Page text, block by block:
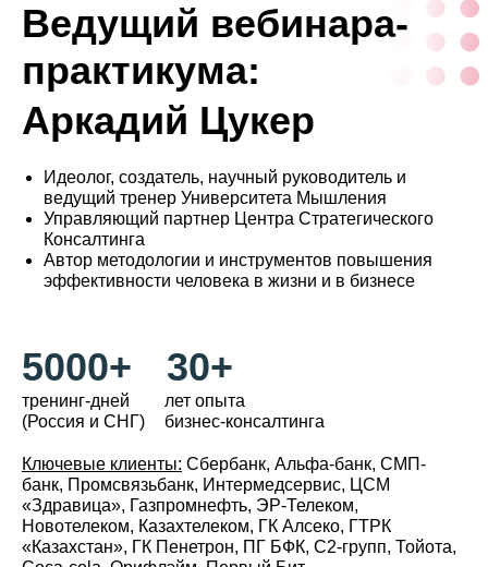
Ведущий вебинара-
практикума:
Аркадий Цукер
Идеолог, создатель, научный руководитель и
ведущий тренер Университета Мышления
Управляющий партнер Центра Стратегического
Консалтинга
Автор методологии и инструментов повышения
эффективности человека в жизни и в бизнесе
лет опыта
бизнес-консалтинга
тренинг-дней
(Россия и СНГ)
5000+ 30+
Ключевые клиенты: Сбербанк, Альфа-банк, СМП-
банк, Промсвязьбанк, Интермедсервис, ЦСМ
«Здравица», Газпромнефть, ЭР-Телеком,
Новотелеком, Казахтелеком, ГК Алсеко, ГТРК
«Казахстан», ГК Пенетрон, ПГ БФК, С2-групп, Тойота,